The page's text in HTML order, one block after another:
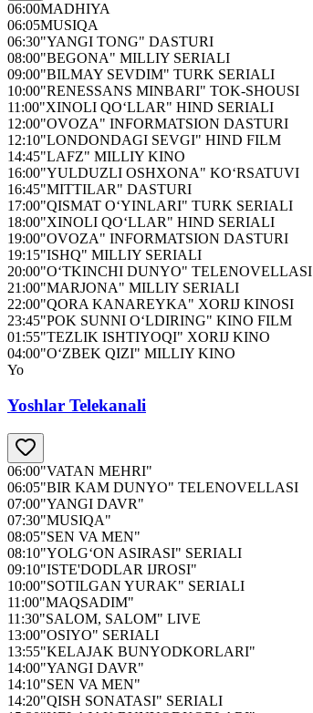
06:00MADHIYA
06:05MUSIQA
06:30"YANGI TONG" DASTURI
08:00"BEGONA" MILLIY SERIALI
09:00"BILMAY SEVDIM" TURK SERIALI
10:00"RENESSANS MINBARI" TOK-SHOUSI
11:00"XINOLI QO‘LLAR" HIND SERIALI
12:00"OVOZA" INFORMATSION DASTURI
12:10"LONDONDAGI SEVGI" HIND FILM
14:45"LAFZ" MILLIY KINO
16:00"YULDUZLI OSHXONA" KO‘RSATUVI
16:45"MITTILAR" DASTURI
17:00"QISMAT O‘YINLARI" TURK SERIALI
18:00"XINOLI QO‘LLAR" HIND SERIALI
19:00"OVOZA" INFORMATSION DASTURI
19:15"ISHQ" MILLIY SERIALI
20:00"O‘TKINCHI DUNYO" TELENOVELLASI
21:00"MARJONA" MILLIY SERIALI
22:00"QORA KANAREYKA" XORIJ KINOSI
23:45"POK SUNNI O‘LDIRING" KINO FILM
01:55"TEZLIK ISHTIYOQI" XORIJ KINO
04:00"O‘ZBEK QIZI" MILLIY KINO
Yo
Yoshlar Telekanali
06:00"VATAN MEHRI"
06:05"BIR KAM DUNYO" TELENOVELLASI
07:00"YANGI DAVR"
07:30"MUSIQA"
08:05"SEN VA MEN"
08:10"YOLG‘ON ASIRASI" SERIALI
09:10"ISTE'DODLAR IJROSI"
10:00"SOTILGAN YURAK" SERIALI
11:00"MAQSADIM"
11:30"SALOM, SALOM" LIVE
13:00"OSIYO" SERIALI
13:55"KELAJAK BUNYODKORLARI"
14:00"YANGI DAVR"
14:10"SEN VA MEN"
14:20"QISH SONATASI" SERIALI